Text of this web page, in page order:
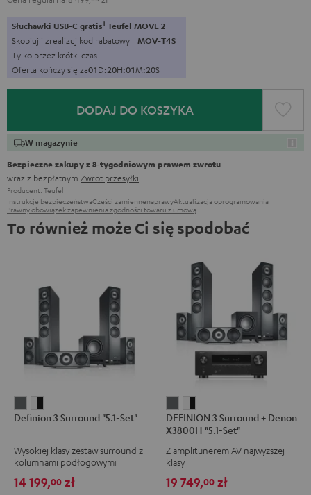
Słuchawki USB-C gratis1 Teufel MOVE 2
Skopiuj i zrealizuj kod rabatowy MOV-T4S
Tylko przez krótki czas
Oferta kończy się za01D:20H:01M:19S
DODAJ DO KOSZYKA
W magazynie
Bezpieczne zakupy z 8‑tygodniowym prawem zwrotu
wraz z bezpłatnym Zwrot przesyłki
Producent: Teufel
Instrukcje bezpieczeństwaCzęści zamiennenaprawyAktualizacja oprogramowania
Prawny obowiązek zapewnienia zgodności towaru z umową
To również może Ci się spodobać
3
"5.1-
Anthracite
3
"5.1-
White/Black
Definion 3 Surround "5.1-Set"
Wysokiej klasy zestaw surround z
kolumnami podłogowymi
14 199,00 zł
3
Surround
+
Denon
X3800H
3
Surround
+
X3800H
DEFINION 3 Surround + Denon
X3800H "5.1-Set"
Z amplitunerem AV najwyższej
klasy
19 749,00 zł